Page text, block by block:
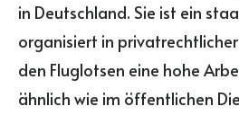
in Deutschland. Sie ist ein
organisiert in
den Fluglotsen eine hohe
ähnlich wie im öffentlichen